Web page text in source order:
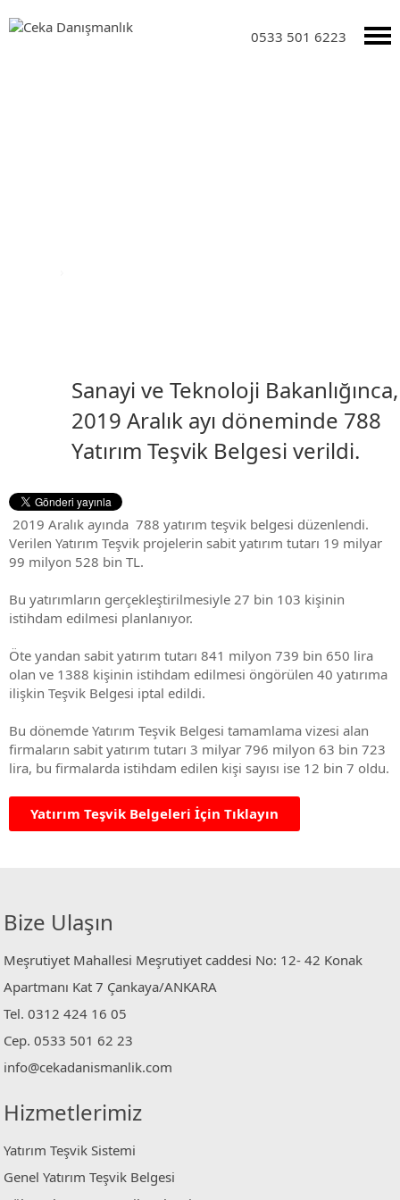
0533 501 6223
Sanayi ve Teknoloji Bakanlığınca,
2019 Aralık ayı döneminde 788
Yatırım Teşvik Belgesi verildi.
2019 Aralık ayında 788 yatırım teşvik belgesi düzenlendi.
Verilen Yatırım Teşvik projelerin sabit yatırım tutarı 19 milyar
99 milyon 528 bin TL.
Bu yatırımların gerçekleştirilmesiyle 27 bin 103 kişinin
istihdam edilmesi planlanıyor.
Öte yandan sabit yatırım tutarı 841 milyon 739 bin 650 lira
olan ve 1388 kişinin istihdam edilmesi öngörülen 40 yatırıma
ilişkin Teşvik Belgesi iptal edildi.
Bu dönemde Yatırım Teşvik Belgesi tamamlama vizesi alan
firmaların sabit yatırım tutarı 3 milyar 796 milyon 63 bin 723
lira, bu firmalarda istihdam edilen kişi sayısı ise 12 bin 7 oldu.
Yatırım Teşvik Belgeleri İçin Tıklayın
Bize Ulaşın
Meşrutiyet Mahallesi Meşrutiyet caddesi No: 12- 42 Konak
Apartmanı Kat 7 Çankaya/ANKARA
Tel. 0312 424 16 05
Cep. 0533 501 62 23
info@cekadanismanlik.com
Hizmetlerimiz
Yatırım Teşvik Sistemi
Genel Yatırım Teşvik Belgesi